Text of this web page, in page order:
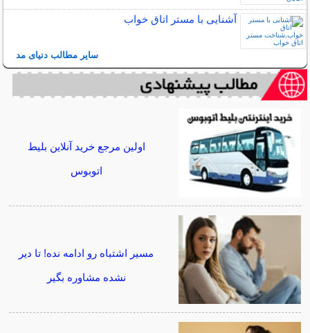
آشنایی با مستر اتاق خواب
سایر مطالب دنیای مد
اولین مرجع خرید آنلاین بلیط
اتوبوس
مسیر اشتباه رو ادامه نده! تا دیر
نشده مشاوره بگیر